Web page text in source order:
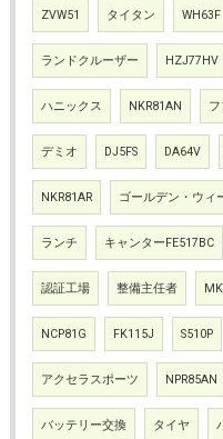
ZVW51 タイタン WH63F
ランドクルーザー HZJ77HV
ハニックス NKR81AN
デミオ DJ5FS DA64V
NKR81AR ゴールデン・ウィ
ランチ キャンターFE517BC
認証工場 整備主任者
NCP81G FK115J S510P
アクセラスポーツ NPR85AN
バッテリー交換 タイヤ